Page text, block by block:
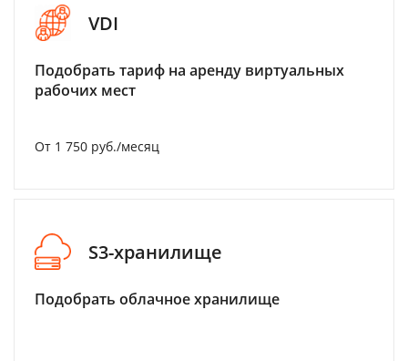
VDI
Подобрать тариф на аренду виртуальных
рабочих мест
От 1 750 руб./месяц
S3-хранилище
Подобрать облачное хранилище